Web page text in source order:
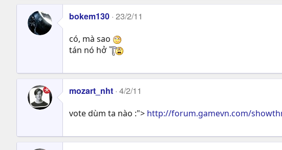
bokem130 23/2/11
có, mà sao
tán nó hở
mozart_nht 4/2/11
vote dùm ta nào :"> http://forum.gamevn.com/